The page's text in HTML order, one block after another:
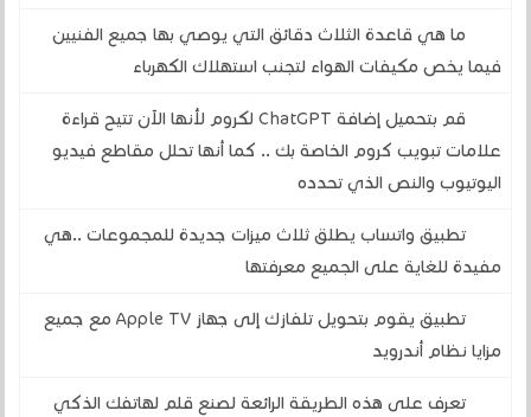
ما هي قاعدة الثلاث دقائق التي يوصي بها جميع الفنيين
فيما يخص مكيفات الهواء لتجنب استهلاك الكهرباء
قم بتحميل إضافة ChatGPT لكروم لأنها الآن تتيح قراءة
علامات تبويب كروم الخاصة بك .. كما أنها تحلل مقاطع فيديو
اليوتيوب والنص الذي تحدده
تطبيق واتساب يطلق ثلاث ميزات جديدة للمجموعات ..هي
مفيدة للغاية على الجميع معرفتها
تطبيق يقوم بتحويل تلفازك إلى جهاز Apple TV مع جميع
مزايا نظام أندرويد
تعرف على هذه الطريقة الرائعة لصنع قلم لهاتفك الذكي